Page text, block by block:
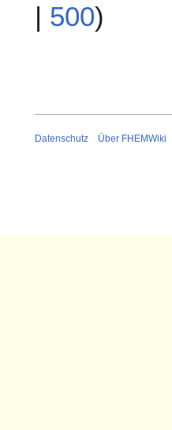
| 500)
Datenschutz Über FHEMWiki